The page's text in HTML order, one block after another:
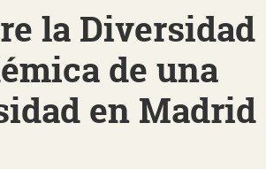
la Diversidad
de una
en Madrid